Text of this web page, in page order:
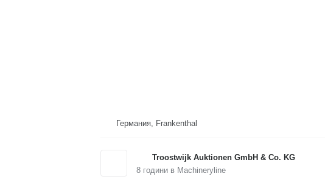
Германия, Frankenthal
Troostwijk Auktionen GmbH & Co. KG
8години в Machineryline